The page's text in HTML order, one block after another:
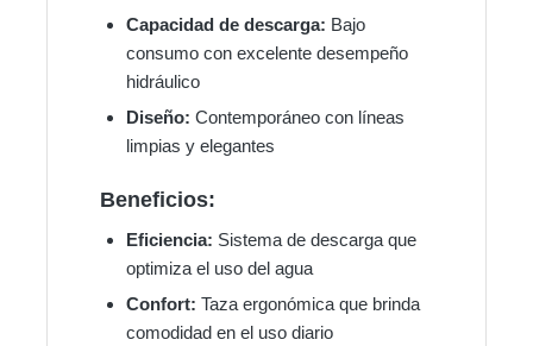
Capacidad de descarga: Bajo
consumo con excelente desempeño
hidráulico
Diseño: Contemporáneo con líneas
limpias y elegantes
Beneficios:
Eficiencia: Sistema de descarga que
optimiza el uso del agua
Confort: Taza ergonómica que brinda
comodidad en el uso diario